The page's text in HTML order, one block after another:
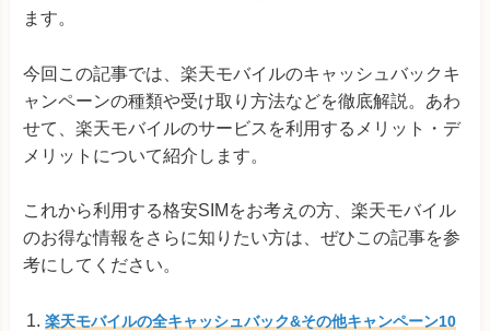
ます。
今回この記事では、楽天モバイルのキャッシュバックキ
ャンペーンの種類や受け取り方法などを徹底解説。あわ
せて、楽天モバイルのサービスを利用するメリット・デ
メリットについて紹介します。
これから利用する格安SIMをお考えの方、楽天モバイル
のお得な情報をさらに知りたい方は、ぜひこの記事を参
考にしてください。
楽天モバイルの全キャッシュバック&その他キャンペーン10